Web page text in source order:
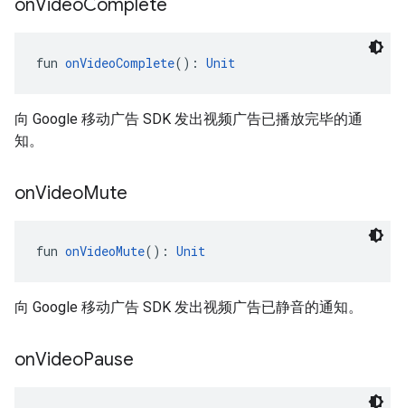
onVideoComplete
fun onVideoComplete(): Unit
向 Google 移动广告 SDK 发出视频广告已播放完毕的通
知。
onVideoMute
fun onVideoMute(): Unit
向 Google 移动广告 SDK 发出视频广告已静音的通知。
onVideoPause